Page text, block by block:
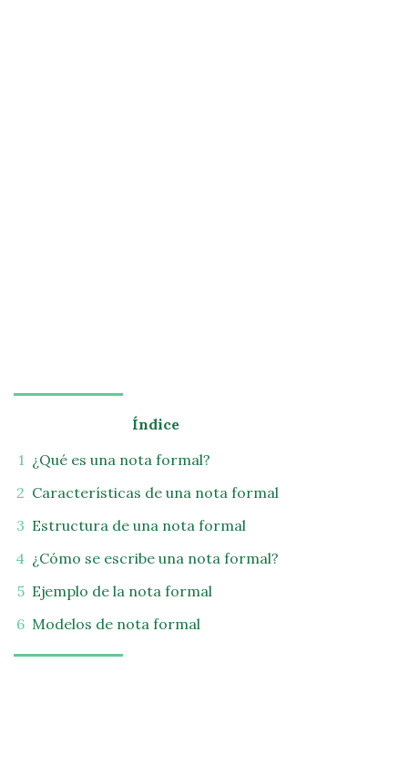
Índice
¿Qué es una nota formal?
Características de una nota formal
Estructura de una nota formal
¿Cómo se escribe una nota formal?
Ejemplo de la nota formal
Modelos de nota formal